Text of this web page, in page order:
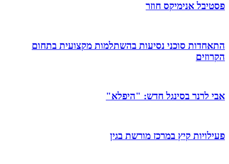
פסטיבל אנימיקס חוזר
התאחדות סוכני נסיעות בהשתלמות מקצועית בתחום
הקרוזים
אבי לרנר בסינגל חדש: "היפלא"
פעילויות קיץ במרכז מורשת בגין